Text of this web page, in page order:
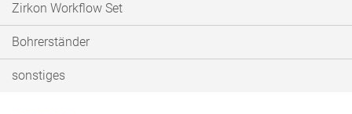
Zirkon Workflow Set
Bohrerständer
sonstiges